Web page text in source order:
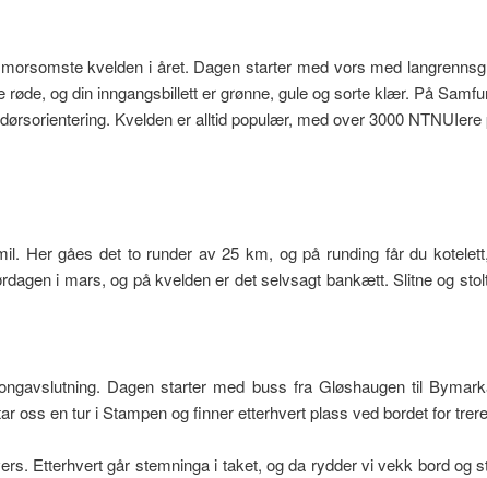
kvelden i året. Dagen starter med vors med
og din inngangsbillett er grønne, gule og sorte klær. På
Kvelden er alltid populær, med over 3000 NTNUIere
Her gåes det to runder av 25 km, og på runding får du
i mars, og på kvelden er det selvsagt bankætt. Slitne og
Dagen starter med buss fra Gløshaugen til
oss en tur i Stampen og finner etterhvert plass ved bordet for
Etterhvert går stemninga i taket, og da rydder vi vekk bord og